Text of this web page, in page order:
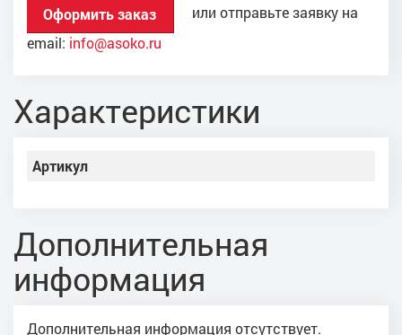
Оформить заказ
или отправьте заявку на
email: info@asoko.ru
Характеристики
Артикул
Дополнительная
информация
Дополнительная информация отсутствует.